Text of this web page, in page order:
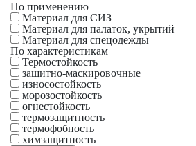
По применению
Материал для СИЗ
Материал для палаток, укрытий
Материал для спецодежды
По характеристикам
Термостойкость
защитно-маскировочные
износостойкость
морозостойкость
огнестойкость
термозащитность
термофобность
химзащитность